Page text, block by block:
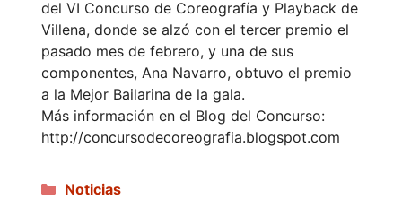
del VI Concurso de Coreografía y Playback de
Villena, donde se alzó con el tercer premio el
pasado mes de febrero, y una de sus
componentes, Ana Navarro, obtuvo el premio
a la Mejor Bailarina de la gala.
Más información en el Blog del Concurso:
http://concursodecoreografia.blogspot.com
Categorías
Noticias